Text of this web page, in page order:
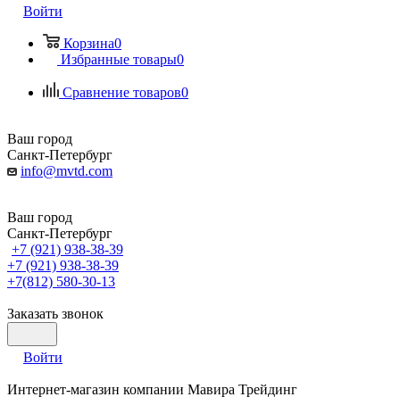
Войти
Корзина0
Избранные товары0
Сравнение товаров0
Ваш город
Санкт-Петербург
info@mvtd.com
Ваш город
Санкт-Петербург
+7 (921) 938-38-39
+7 (921) 938-38-39
+7(812) 580-30-13
Заказать звонок
Войти
Интернет-магазин компании Мавира Трейдинг